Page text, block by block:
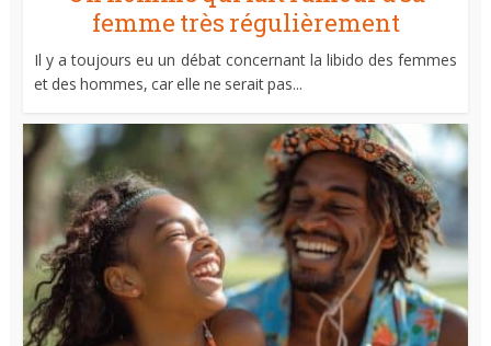
femme très régulièrement
Il y a toujours eu un débat concernant la libido des femmes
et des hommes, car elle ne serait pas...